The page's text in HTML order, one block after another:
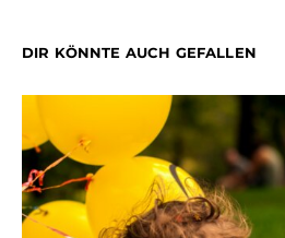
DIR KÖNNTE AUCH GEFALLEN